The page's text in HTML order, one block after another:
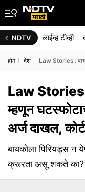
NDTV लाईव्ह टीव्ही
होम देश Law Stories :
Law Stories :
म्हणून
अर्ज दाखल,
बायकोला पिरियड्स न
क्रूरता असू शकते का?